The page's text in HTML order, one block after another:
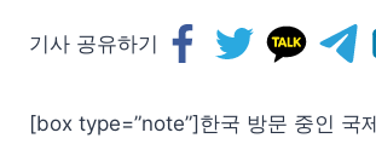
기사 공유하기
[box type=”note”]한국 방문 중인 국